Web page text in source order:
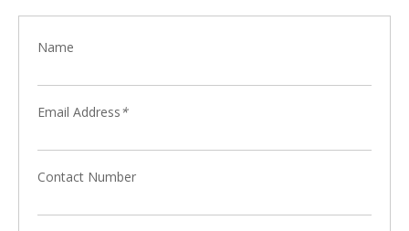
Name
*
Email Address
Contact Number